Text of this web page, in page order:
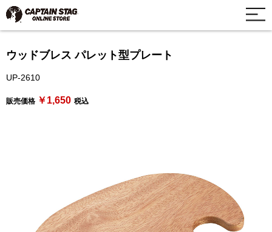
ウッドブレス パレット型プレート
UP-2610
販売価格 ￥1,650 税込